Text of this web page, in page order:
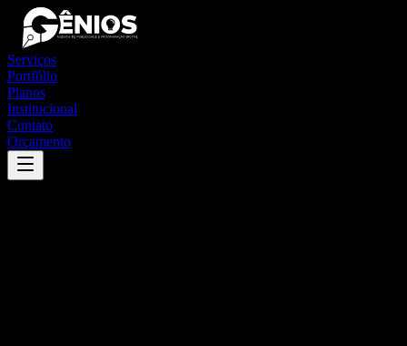
Serviços
Portfólio
Planos
Institucional
Contato
Orçamento